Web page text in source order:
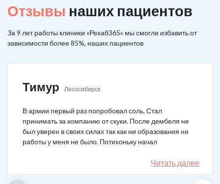
Отзывы наших пациентов
За 9 лет работы клиники «Рехаб365» мы смогли избавить от
зависимости более 85%, наших пациентов
Тимур Лесосибирск
В армии первый раз попробовал соль. Стал
принимать за компанию от скуки. После дембеля не
был уверен в своих силах так как ни образования ни
работы у меня не было. Потихоньку начал
зарабатывать и тратить их на соль. Спустя год завел
девушку и ей не нравилось мое пристрастие к
наркотикам. Пошел на лечение, чтобы ее не потерять.
Читать далее